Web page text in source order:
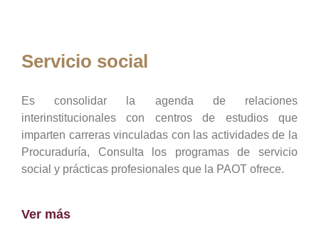
Servicio social
Es consolidar la agenda de relaciones
interinstitucionales con centros de estudios que
imparten carreras vinculadas con las actividades de la
Procuraduría, Consulta los programas de servicio
social y prácticas profesionales que la PAOT ofrece.
Ver más